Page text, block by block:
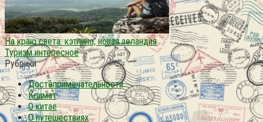
На краю света. кэтлинс, новая зеландия
Туризм интересное
Рубрики
Достопримечательности
Климат
О китае
О путешествиях